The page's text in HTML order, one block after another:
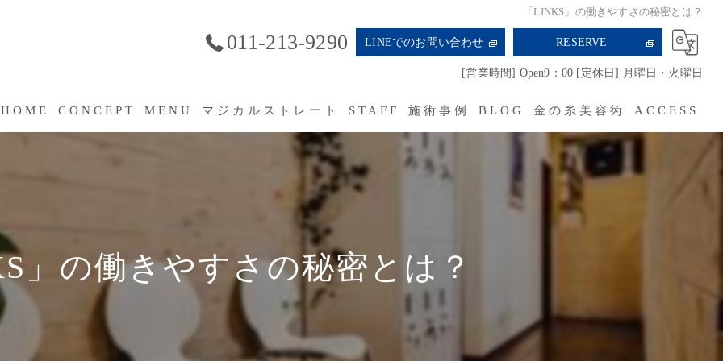
「LINKS」の働きやすさの秘密とは？
011-213-9290 LINEでのお問い合わせ RESERVE
[営業時間] Open9：00 [定休日] 月曜日・火曜日
HOME CONCEPT MENU マジカルストレート STAFF
RECRUIT
施術事例 BLOG 金の糸美容術 ACCESS
」の働きやすさの秘密とは？